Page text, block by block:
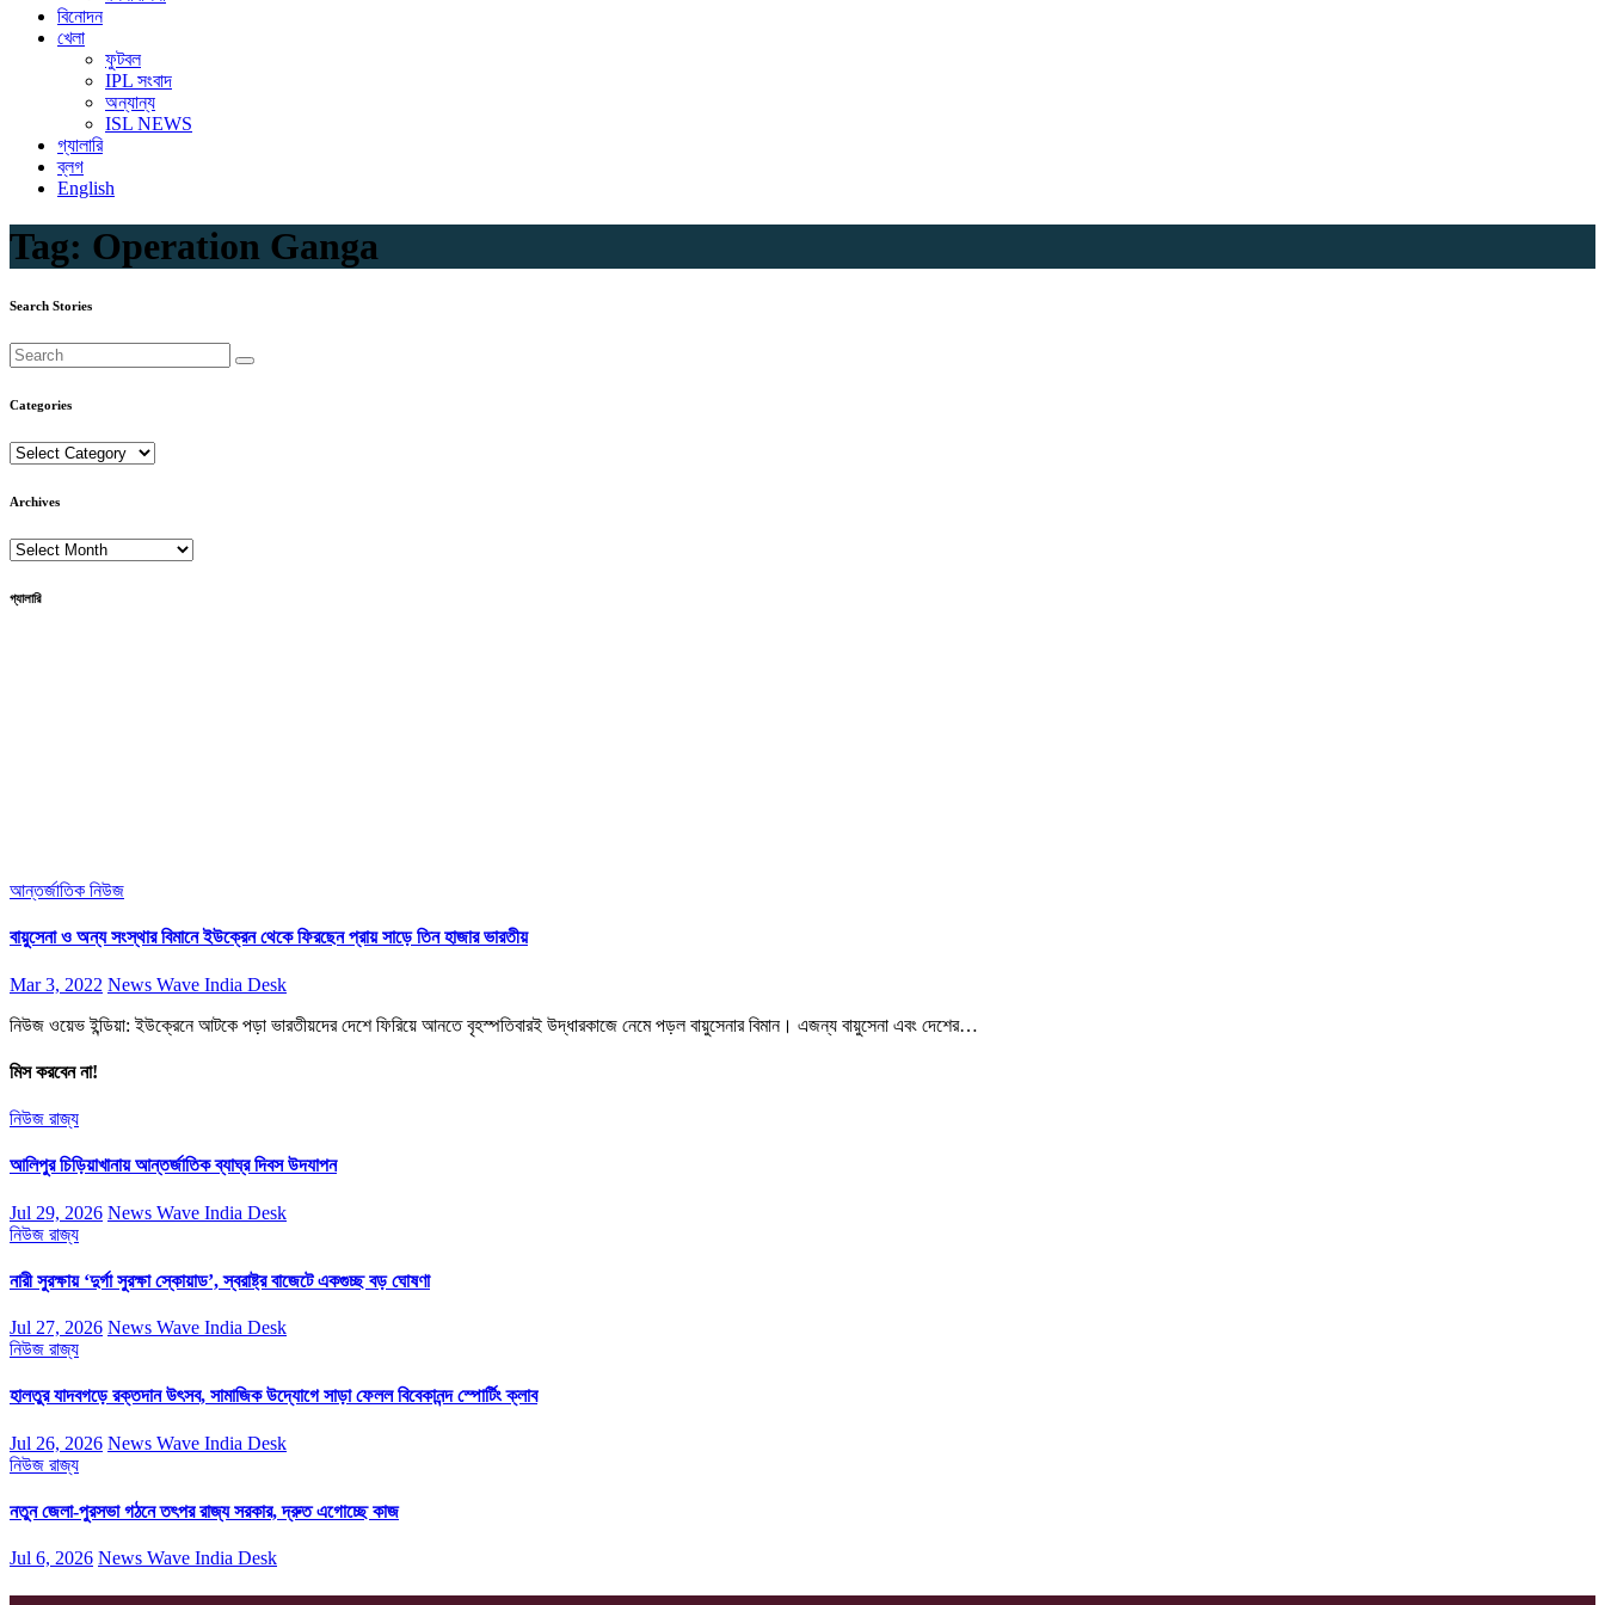
বিনোদন
খেলা
ফুটবল
IPL সংবাদ
অন্যান্য
ISL NEWS
গ্যালারি
ব্লগ
English
Tag: Operation Ganga
Search Stories
Categories
Categories
Archives
Archives
গ্যালারি
আন্তর্জাতিক নিউজ
বায়ুসেনা ও অন্য সংস্থার বিমানে ইউক্রেন থেকে ফিরছেন প্রায় সাড়ে তিন হাজার ভারতীয়
Mar 3, 2022 News Wave India Desk
নিউজ ওয়েভ ইন্ডিয়া: ইউক্রেনে আটকে পড়া ভারতীয়দের দেশে ফিরিয়ে আনতে বৃহস্পতিবারই উদ্ধারকাজে নেমে পড়ল বায়ুসেনার বিমান। এজন্য বায়ুসেনা এবং দেশের…
মিস করবেন না!
নিউজ রাজ্য
আলিপুর চিড়িয়াখানায় আন্তর্জাতিক ব্যাঘ্র দিবস উদযাপন
Jul 29, 2026 News Wave India Desk
নিউজ রাজ্য
নারী সুরক্ষায় ‘দুর্গা সুরক্ষা স্কোয়াড’, স্বরাষ্ট্র বাজেটে একগুচ্ছ বড় ঘোষণা
Jul 27, 2026 News Wave India Desk
নিউজ রাজ্য
হালতুর যাদবগড়ে রক্তদান উৎসব, সামাজিক উদ্যোগে সাড়া ফেলল বিবেকানন্দ স্পোর্টিং ক্লাব
Jul 26, 2026 News Wave India Desk
নিউজ রাজ্য
নতুন জেলা-পুরসভা গঠনে তৎপর রাজ্য সরকার, দ্রুত এগোচ্ছে কাজ
Jul 6, 2026 News Wave India Desk